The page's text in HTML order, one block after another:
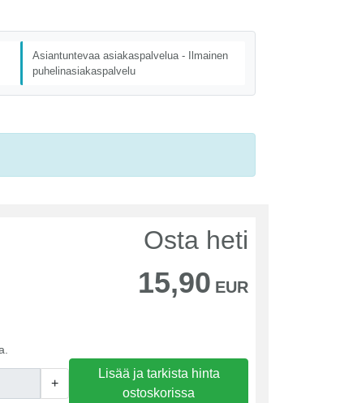
Asiantuntevaa asiakaspalvelua - Ilmainen
puhelinasiakaspalvelu
Osta heti
15,90 EUR
+
Lisää ja tarkista hinta
ostoskorissa